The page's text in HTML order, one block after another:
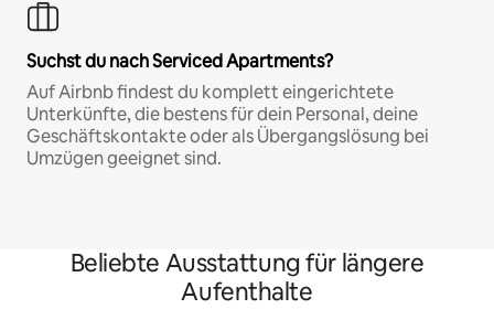
Suchst du nach Serviced Apartments?
Auf Airbnb findest du komplett eingerichtete
Unterkünfte, die bestens für dein Personal, deine
Geschäftskontakte oder als Übergangslösung bei
Umzügen geeignet sind.
Beliebte Ausstattung für längere
Aufenthalte